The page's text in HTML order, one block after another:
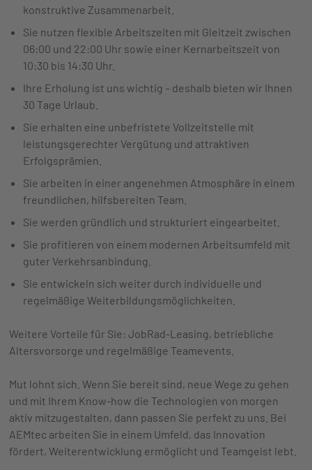
konstruktive Zusammenarbeit.
Sie nutzen flexible Arbeitszeiten mit Gleitzeit zwischen
06:00 und 22:00 Uhr sowie einer Kernarbeitszeit von
10:30 bis 14:30 Uhr.
Ihre Erholung ist uns wichtig – deshalb bieten wir Ihnen
30 Tage Urlaub.
Sie erhalten eine unbefristete Vollzeitstelle mit
leistungsgerechter Vergütung und attraktiven
Erfolgsprämien.
Sie arbeiten in einer angenehmen Atmosphäre in einem
freundlichen, hilfsbereiten Team.
Sie werden gründlich und strukturiert eingearbeitet.
Sie profitieren von einem modernen Arbeitsumfeld mit
guter Verkehrsanbindung.
Sie entwickeln sich weiter durch individuelle und
regelmäßige Weiterbildungsmöglichkeiten.
Weitere Vorteile für Sie: JobRad-Leasing, betriebliche
Altersvorsorge und regelmäßige Teamevents.
Mut lohnt sich. Wenn Sie bereit sind, neue Wege zu gehen
und mit Ihrem Know-how die Technologien von morgen
aktiv mitzugestalten, dann passen Sie perfekt zu uns. Bei
AEMtec arbeiten Sie in einem Umfeld, das Innovation
fördert, Weiterentwicklung ermöglicht und Teamgeist lebt.